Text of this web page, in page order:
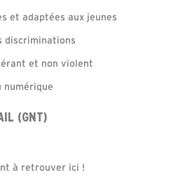
et adaptées aux jeunes
discriminations
et non violent
numérique
(GNT)
à retrouver ici !